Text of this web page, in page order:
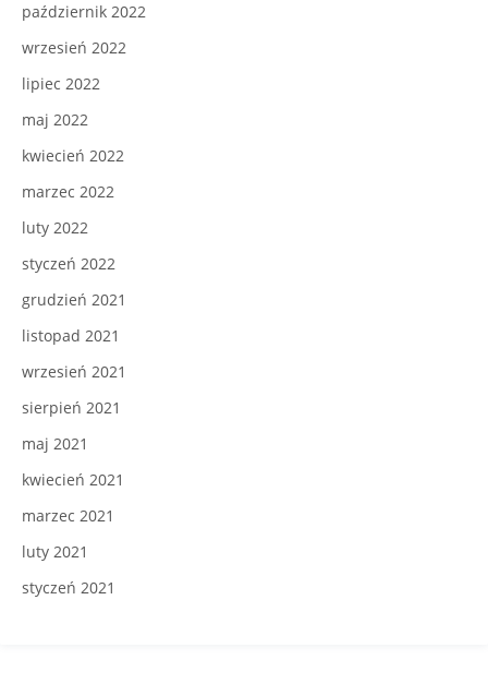
październik 2022
wrzesień 2022
lipiec 2022
maj 2022
kwiecień 2022
marzec 2022
luty 2022
styczeń 2022
grudzień 2021
listopad 2021
wrzesień 2021
sierpień 2021
maj 2021
kwiecień 2021
marzec 2021
luty 2021
styczeń 2021